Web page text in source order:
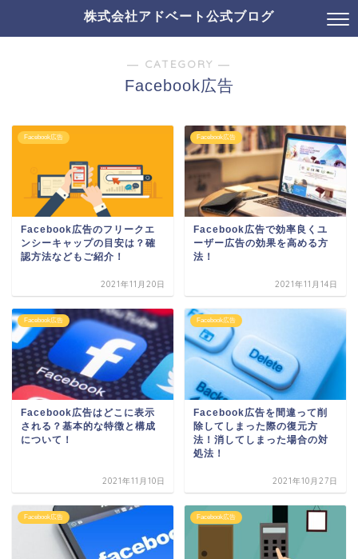
株式会社アドベート公式ブログ
― CATEGORY ―
Facebook広告
Facebook広告
Facebook広告のフリークエ
ンシーキャップの目安は？確
認方法などもご紹介！
2021年11月20日
Facebook広告
Facebook広告で効率良くユ
ーザー広告の効果を高める方
法！
2021年11月14日
Facebook広告
Facebook広告はどこに表示
される？基本的な特徴と構成
について！
2021年11月10日
Facebook広告
Facebook広告を間違って削
除してしまった際の復元方
法！消してしまった場合の対
処法！
2021年10月27日
Facebook広告 Facebook広告